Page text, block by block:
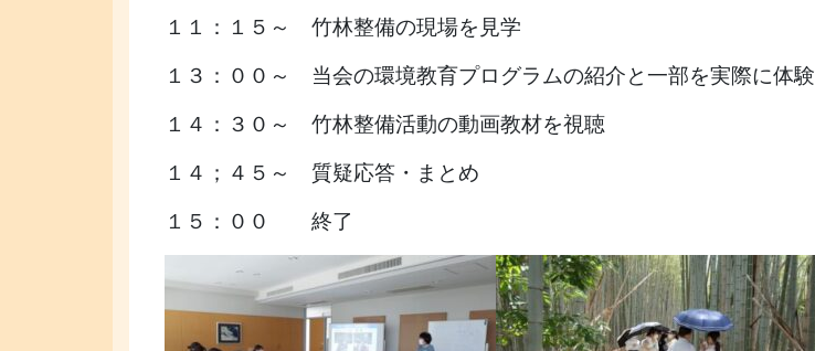
１１：１５～ 竹林整備の現場を見学
１３：００～ 当会の環境教育プログラムの紹介と一部を実際に体験
１４：３０～ 竹林整備活動の動画教材を視聴
１４；４５～ 質疑応答・まとめ
１５：００ 終了